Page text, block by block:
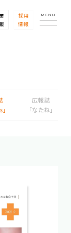
採用
情報
MENU
広報誌
「なたね」